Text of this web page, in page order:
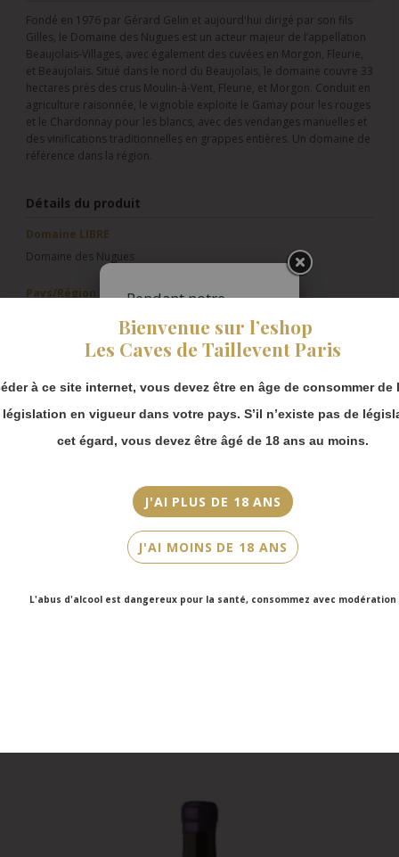
Bienvenue sur l’eshop
Les Caves de Taillevent Paris
à ce site internet, vous devez être en âge de consommer de
législation en vigueur dans votre pays. S’il n’existe pas de
cet égard, vous devez être âgé de 18 ans au moins.
J'AI PLUS DE 18 ANS
J'AI MOINS DE 18 ANS
L'abus d'alcool est dangereux pour la santé, consommez avec modération
Fondé en 1976 par Gérard Gelin et aujourd'hui dirigé par son fils
Gilles, le Domaine des Nugues est un acteur majeur de l’appellation
Beaujolais-Villages, avec également des cuvées en Morgon, Fleurie,
et Beaujolais. Situé dans le nord du Beaujolais, le domaine couvre 33
hectares près des crus Moulin-à-Vent, Fleurie, et Morgon. Conduit en
agriculture raisonnée, le vignoble exploite le Gamay pour les rouges
et le Chardonnay pour les blancs, avec des vendanges manuelles et
des vinifications traditionnelles en grappes entières. Un domaine de
référence dans la région.
Détails du produit
Domaine LIBRE
Domaine des Nugues
Pays/Région
Millésime
75cl
Pendant notre
fermeture estivale,
vous pouvez
continuer à passer
Merci de bien
prendre en compte :
Les envois
partir du 31 août.
Les commandes
en click-and-
collect (cave
Faubourg Saint-
Victor Hugo)